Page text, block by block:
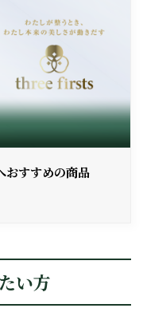
おすすめの商品
い方